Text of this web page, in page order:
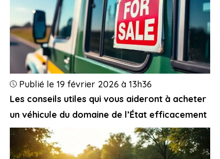
Les conseils utiles qui vous aideront à acheter
un véhicule du domaine de l’État efficacement
Publié le 19 février 2026 à 13h36